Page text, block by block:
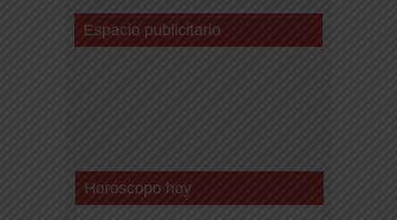
Espacio publicitario
Horoscopo hoy